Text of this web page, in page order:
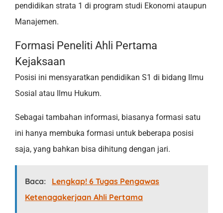
pendidikan strata 1 di program studi Ekonomi ataupun
Manajemen.
Formasi Peneliti Ahli Pertama
Kejaksaan
Posisi ini mensyaratkan pendidikan S1 di bidang Ilmu
Sosial atau Ilmu Hukum.
Sebagai tambahan informasi, biasanya formasi satu
ini hanya membuka formasi untuk beberapa posisi
saja, yang bahkan bisa dihitung dengan jari.
Baca:
Lengkap! 6 Tugas Pengawas
Ketenagakerjaan Ahli Pertama